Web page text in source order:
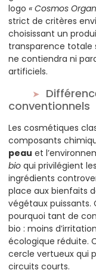
logo « Cosmos
strict de critères
choisissant un
transparence totale
ne contiendra ni
artificiels.
conventionnels
Les cosmétiques
composants
peau et
bio qui privilégient
ingrédients
place aux bienfaits
végétaux
pourquoi tant de
bio : moins
écologique réduite.
cercle vertueux qui
circuits courts.